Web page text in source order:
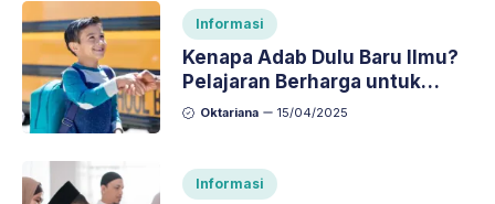
Informasi
Kenapa Adab Dulu Baru Ilmu?
Pelajaran Berharga untuk
Pembelajar
Oktariana 15/04/2025
Informasi